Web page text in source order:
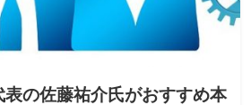
表の佐藤祐介氏がおすすめ本